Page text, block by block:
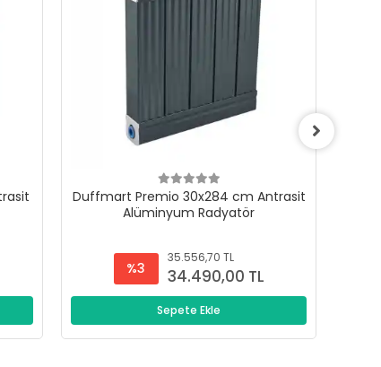
Duffmart Premio 30x284 cm Antrasit
Alüminyum Radyatör
%3
35.556,70 TL
34.490,00 TL
Sepete Ekle